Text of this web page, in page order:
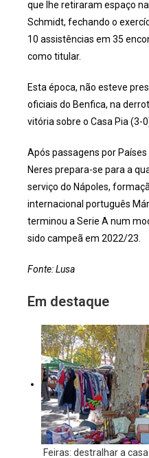
que lhe retiraram espaço
Schmidt, fechando o
10 assistências em 35
como titular.
Esta época, não esteve
oficiais do Benfica, na
vitória sobre o Casa Pia (3-
Após passagens por
Neres prepara-se para a
serviço do Nápoles,
internacional português
terminou a Serie A num
sido campeã em 2022/23.
Fonte: Lusa
Em destaque
Feiras: destralhar a